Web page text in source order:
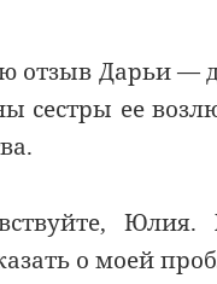
отзыв Дарьи —
сестры ее
о моей